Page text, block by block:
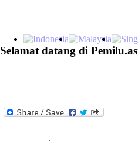
Selamat datang di